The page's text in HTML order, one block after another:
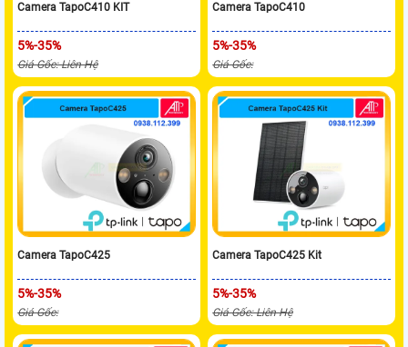
Camera TapoC410 KIT
5%-35%
Giá Gốc: Liên Hệ
Camera TapoC410
5%-35%
Giá Gốc:
Camera TapoC425
5%-35%
Giá Gốc:
Camera TapoC425 Kit
5%-35%
Giá Gốc: Liên Hệ